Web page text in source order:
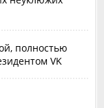
полностью
VK